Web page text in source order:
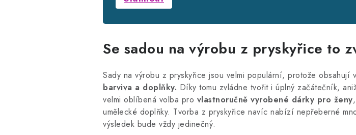
Se sadou na výrobu z pryskyřice to
Sady na výrobu z pryskyřice jsou velmi populární, protože obsahují
barviva a doplňky. Díky tomu zvládne tvořit i úplný začátečník,
velmi oblíbená volba pro vlastnoručně vyrobené dárky pro ženy
umělecké doplňky. Tvorba z pryskyřice navíc nabízí nepřeberné
výsledek bude vždy jedinečný.